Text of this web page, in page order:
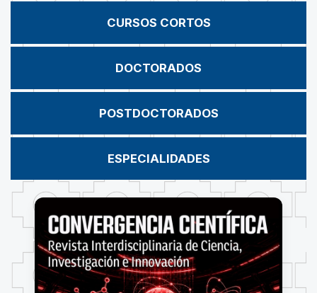
CURSOS CORTOS
DOCTORADOS
POSTDOCTORADOS
ESPECIALIDADES